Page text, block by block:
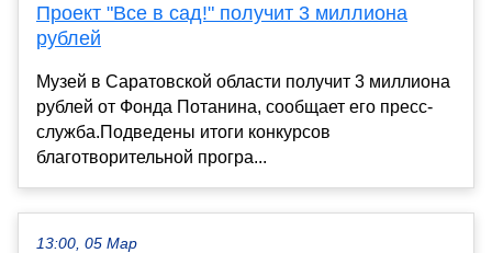
Проект "Все в сад!" получит 3 миллиона
рублей
Музей в Саратовской области получит 3 миллиона
рублей от Фонда Потанина, сообщает его пресс-
служба.Подведены итоги конкурсов
благотворительной програ...
13:00, 05 Мар